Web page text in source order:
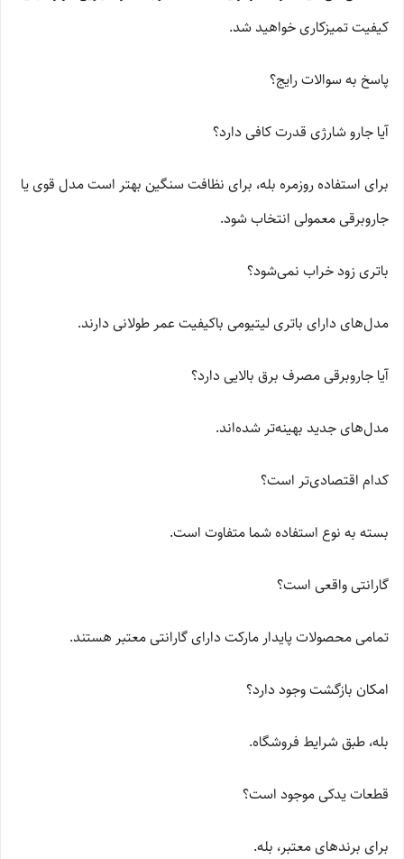
کیفیت تمیزکاری خواهید شد.
پاسخ به سوالات رایج؟
آیا جارو شارژی قدرت کافی دارد؟
برای استفاده روزمره بله، برای نظافت سنگین بهتر است مدل قوی یا
جاروبرقی معمولی انتخاب شود.
باتری زود خراب نمی‌شود؟
مدل‌های دارای باتری لیتیومی باکیفیت عمر طولانی دارند.
آیا جاروبرقی مصرف برق بالایی دارد؟
مدل‌های جدید بهینه‌تر شده‌اند.
کدام اقتصادی‌تر است؟
بسته به نوع استفاده شما متفاوت است.
گارانتی واقعی است؟
تمامی محصولات پایدار مارکت دارای گارانتی معتبر هستند.
امکان بازگشت وجود دارد؟
بله، طبق شرایط فروشگاه.
قطعات یدکی موجود است؟
برای برندهای معتبر، بله.